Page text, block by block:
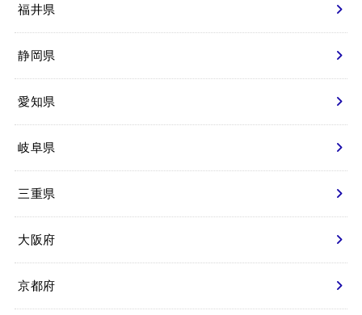
福井県
静岡県
愛知県
岐阜県
三重県
大阪府
京都府